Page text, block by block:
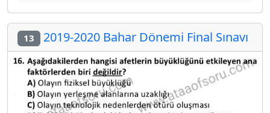
13 2019-2020 Bahar Dönemi Final Sınavı